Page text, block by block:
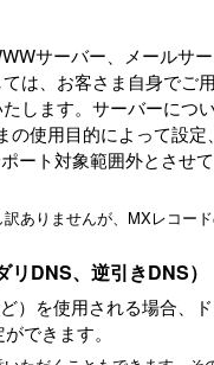
サーバー、メールサー
は、お客さま自身でご
します。サーバーにつ
の使用目的によって設定
ート対象範囲外とさせて
ありませんが、MXレコー
DNS、逆引きDNS）
）を使用される場合、ド
できます。